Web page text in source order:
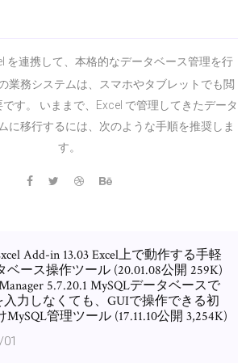
を連携して、本格的なデータベース管理を行
業務システムは、スマホやタブレットでも閲
す。 いままで、Excel で管理してきたデータ
に移行するには、次のような手順を推奨しま
す。
Add-in 13.03 Excel上で動作する手軽
ベース操作ツール (20.01.08公開 259K)
5.7.20.1 MySQLデータベースで
入力しなくても、GUIで操作できる初
管理ツール (17.11.10公開 3,254K)